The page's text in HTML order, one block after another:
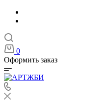
0
Оформить заказ